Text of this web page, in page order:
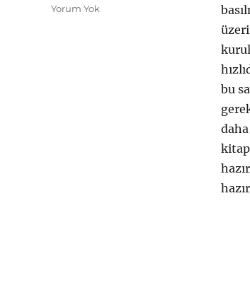
bu
Yorum Yok